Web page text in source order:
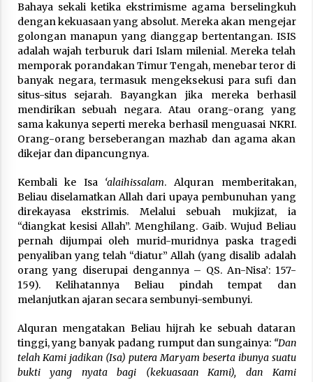
Bahaya sekali ketika ekstrimisme agama berselingkuh
dengan kekuasaan yang absolut. Mereka akan mengejar
golongan manapun yang dianggap bertentangan. ISIS
adalah wajah terburuk dari Islam milenial. Mereka telah
memporak porandakan Timur Tengah, menebar teror di
banyak negara, termasuk mengeksekusi para sufi dan
situs-situs sejarah. Bayangkan jika mereka berhasil
mendirikan sebuah negara. Atau orang-orang yang
sama kakunya seperti mereka berhasil menguasai NKRI.
Orang-orang berseberangan mazhab dan agama akan
dikejar dan dipancungnya.
Kembali ke Isa‘alaihissalam. Alquran memberitakan,
Beliau diselamatkan Allah dari upaya pembunuhan yang
direkayasa ekstrimis. Melalui sebuah mukjizat, ia
“diangkat kesisi Allah”. Menghilang. Gaib. Wujud Beliau
pernah dijumpai oleh murid-muridnya paska tragedi
penyaliban yang telah “diatur” Allah (yang disalib adalah
orang yang diserupai dengannya – QS. An-Nisa’: 157-
159). Kelihatannya Beliau pindah tempat dan
melanjutkan ajaran secara sembunyi-sembunyi.
Alquran mengatakan Beliau hijrah ke sebuah dataran
tinggi, yang banyak padang rumput dan sungainya: “Dan
telah Kami jadikan (Isa) putera Maryam beserta ibunya suatu
bukti yang nyata bagi (kekuasaan Kami), dan Kami